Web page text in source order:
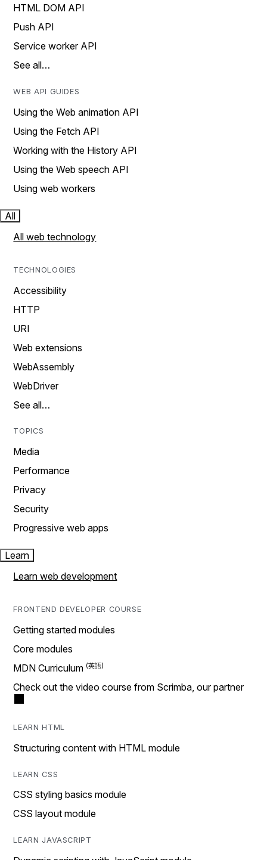
HTML DOM API
Push API
Service worker API
See all…
WEB API GUIDES
Using the Web animation API
Using the Fetch API
Working with the History API
Using the Web speech API
Using web workers
All
All web technology
TECHNOLOGIES
Accessibility
HTTP
URI
Web extensions
WebAssembly
WebDriver
See all…
TOPICS
Media
Performance
Privacy
Security
Progressive web apps
Learn
Learn web development
FRONTEND DEVELOPER COURSE
Getting started modules
Core modules
MDN Curriculum
Check out the video course from Scrimba, our partner
LEARN HTML
Structuring content with HTML module
LEARN CSS
CSS styling basics module
CSS layout module
LEARN JAVASCRIPT